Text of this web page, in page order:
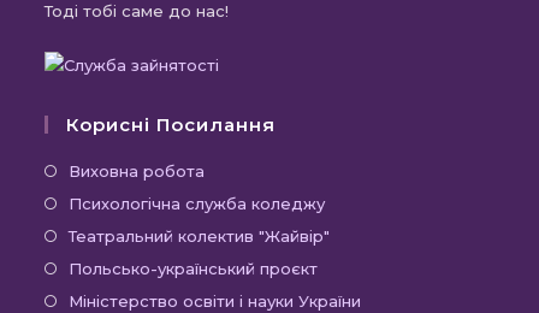
Тоді тобі саме до нас!
Корисні Посилання
Виховна робота
в
новій
вкладці
Психологічна служба коледжуВідкриється
в
вкладці
Театральний колектив "Жайвір"
новій
Польсько-український проєктВідкриється
в
Міністерство освіти і науки України